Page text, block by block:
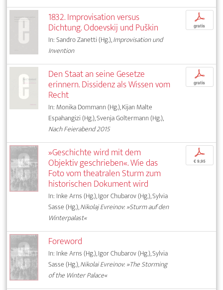
1832. Improvisation versus
Dichtung. Odoevskij und Puškin
In: Sandro Zanetti (Hg.),Improvisation und
Invention
p
gratis
Den Staat an seine Gesetze
erinnern. Dissidenz als Wissen vom
Recht
In: Monika Dommann (Hg.), Kijan Malte
Espahangizi (Hg.), Svenja Goltermann (Hg.),
Nach Feierabend 2015
p
gratis
»Geschichte wird mit dem
Objektiv geschrieben«. Wie das
Foto vom theatralen Sturm zum
historischen Dokument wird
In: Inke Arns (Hg.), Igor Chubarov (Hg.), Sylvia
Sasse (Hg.),Nikolaj Evreinov: »Sturm auf den
Winterpalast«
p
€ 9,95
Foreword
In: Inke Arns (Hg.), Igor Chubarov (Hg.), Sylvia
Sasse (Hg.),Nikolai Evreinov: »The Storming
of the Winter Palace«